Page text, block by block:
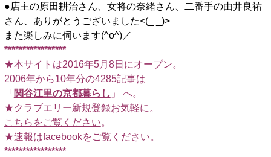
●店主の原田耕治さん、女将の奈緒さん、二番手の由井良祐
さん、ありがとうございました<(_ _)>
また楽しみに伺います(^o^)／
*****************
★本サイトは2016年5月8日にオープン。
2006年から10年分の4285記事は
「 関谷江里の京都暮らし 」 へ。
★クラブエリー新規登録お気軽に。
こちらをご覧ください。
★速報はfacebookをご覧ください。
*****************